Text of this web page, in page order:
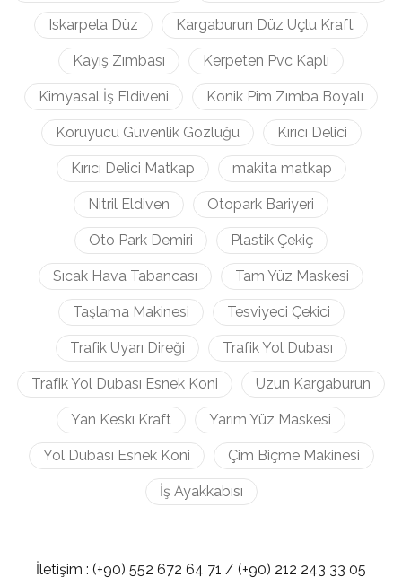
Iskarpela Düz Kargaburun Düz Uçlu Kraft
Kayış Zımbası Kerpeten Pvc Kaplı
Kimyasal İş Eldiveni Konik Pim Zımba Boyalı
Koruyucu Güvenlik Gözlüğü Kırıcı Delici
Kırıcı Delici Matkap makita matkap
Nitril Eldiven Otopark Bariyeri
Oto Park Demiri Plastik Çekiç
Sıcak Hava Tabancası Tam Yüz Maskesi
Taşlama Makinesi Tesviyeci Çekici
Trafik Uyarı Direği Trafik Yol Dubası
Trafik Yol Dubası Esnek Koni Uzun Kargaburun
Yan Keskı Kraft Yarım Yüz Maskesi
Yol Dubası Esnek Koni Çim Biçme Makinesi
İş Ayakkabısı
İletişim : (+90) 552 672 64 71 / (+90) 212 243 33 05